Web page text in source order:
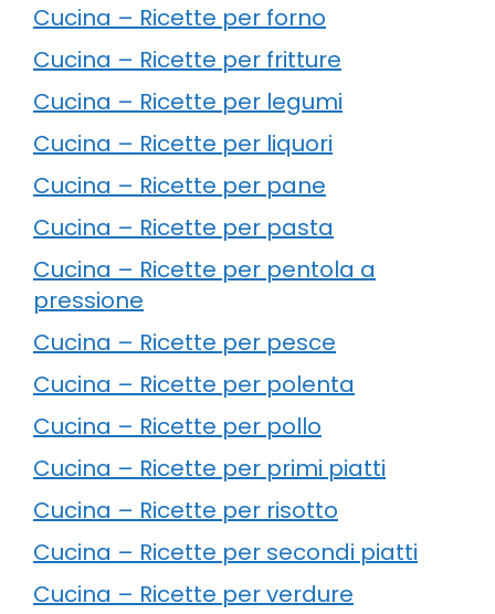
Cucina – Ricette per forno
Cucina – Ricette per fritture
Cucina – Ricette per legumi
Cucina – Ricette per liquori
Cucina – Ricette per pane
Cucina – Ricette per pasta
Cucina – Ricette per pentola a
pressione
Cucina – Ricette per pesce
Cucina – Ricette per polenta
Cucina – Ricette per pollo
Cucina – Ricette per primi piatti
Cucina – Ricette per risotto
Cucina – Ricette per secondi piatti
Cucina – Ricette per verdure